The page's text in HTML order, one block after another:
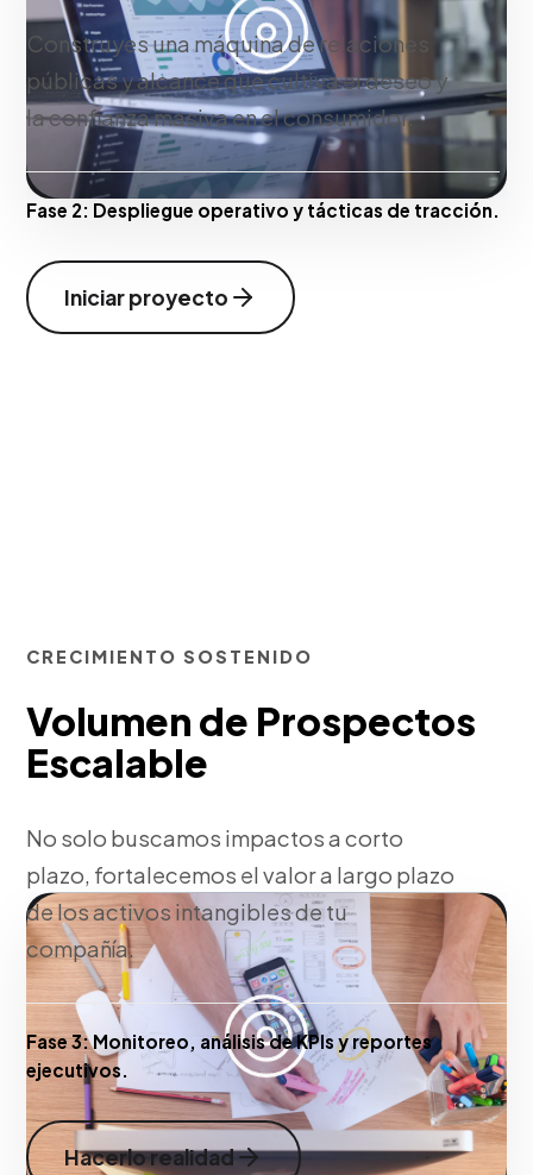
Construyes una máquina de relaciones
públicas y alcance que cultiva el deseo y
la confianza masiva en el consumidor.
Fase 2: Despliegue operativo y tácticas de tracción.
Iniciar proyecto
CRECIMIENTO SOSTENIDO
Volumen de Prospectos
Escalable
No solo buscamos impactos a corto
plazo, fortalecemos el valor a largo plazo
de los activos intangibles de tu
compañía.
Fase 3:Monitoreo, análisis de KPIs y reportes
ejecutivos.
Hacerlo realidad